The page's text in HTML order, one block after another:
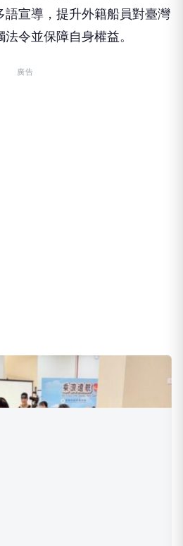
令並保障自身權益。